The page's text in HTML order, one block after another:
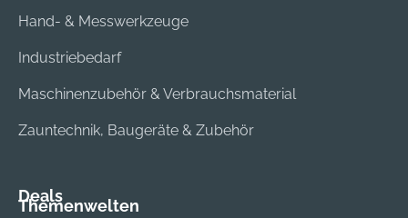
Hand- & Messwerkzeuge
Industriebedarf
Maschinenzubehör & Verbrauchsmaterial
Zauntechnik, Baugeräte & Zubehör
Deals
Themenwelten